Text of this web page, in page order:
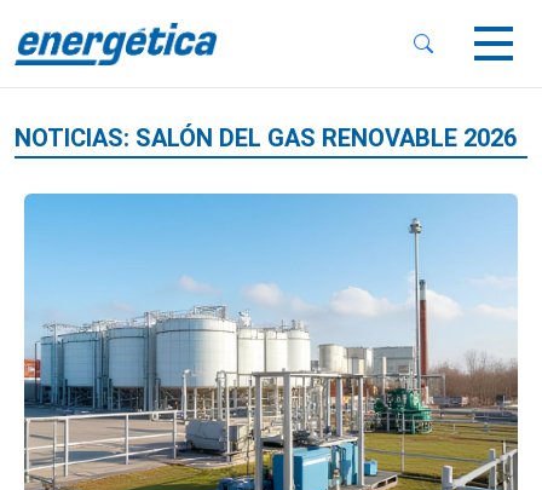
Menu
NOTICIAS: SALÓN DEL GAS RENOVABLE 2026